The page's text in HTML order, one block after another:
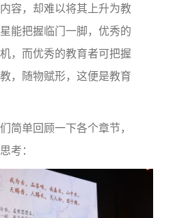
容，却难以将其上升为教
能把握临门一脚，优秀的
，而优秀的教育者可把握
，随物赋形，这便是教育
简单回顾一下各个章节，
考：